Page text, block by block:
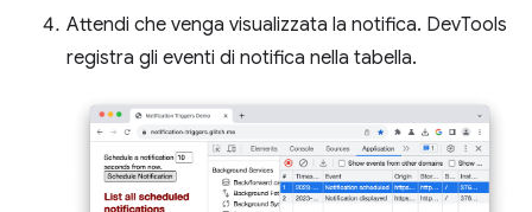
Attendi che venga visualizzata la notifica. DevTools
registra gli eventi di notifica nella tabella.